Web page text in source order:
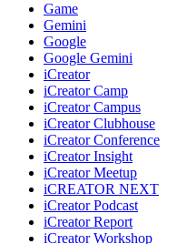
Game
Gemini
Google
Google Gemini
iCreator
iCreator Camp
iCreator Campus
iCreator Clubhouse
iCreator Conference
iCreator Insight
iCreator Meetup
iCREATOR NEXT
iCreator Podcast
iCreator Report
iCreator Workshop